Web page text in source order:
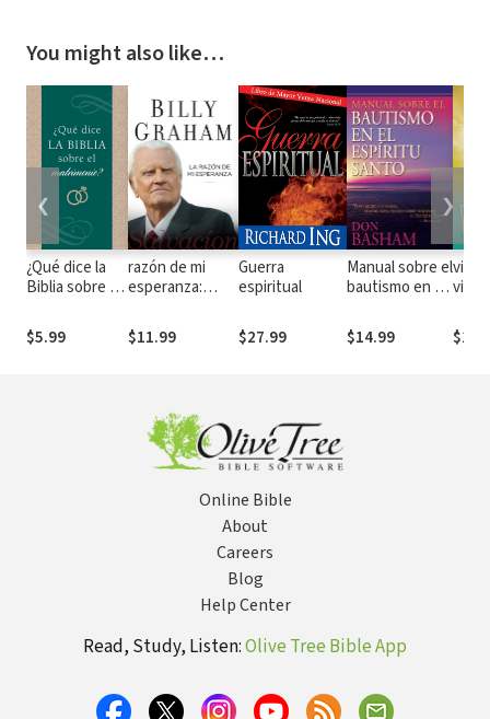
You might also like…
¿Qué dice la
Biblia sobre el
$5.99
razón de mi
esperanza:
$11.99
Guerra
espiritual
$27.99
Manual sobre el
bautismo en el
$14.99
vida
❮ ❯
Online Bible
About
Careers
Blog
Help Center
Read, Study, Listen:Olive Tree Bible App